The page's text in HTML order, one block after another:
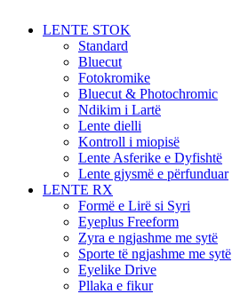
LENTE STOK
Standard
Bluecut
Fotokromike
Bluecut & Photochromic
Ndikim i Lartë
Lente dielli
Kontroll i miopisë
Lente Asferike e Dyfishtë
Lente gjysmë e përfunduar
LENTE RX
Formë e Lirë si Syri
Eyeplus Freeform
Zyra e ngjashme me sytë
Sporte të ngjashme me sytë
Eyelike Drive
Pllaka e fikur